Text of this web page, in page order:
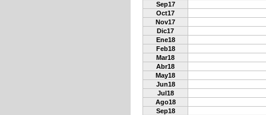
Sep17
Oct17
Nov17
Dic17
Ene18
Feb18
Mar18
Abr18
May18
Jun18
Jul18
Ago18
Sep18